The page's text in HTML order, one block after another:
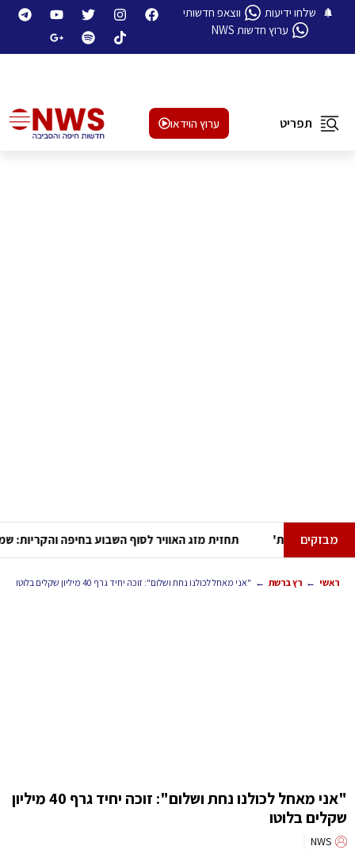
שלחו ידיעות
ווצאפ חדשותי
ערוץ חדשות NWS
תפריט ערוץ הוידאו
מבזקים תחזית מזג האוויר נוספים שנמצאו בסניפי רשת 'מרכז ההחלקות'
ראשי ← רץ ברשת ← "אני מאחל לכולנו נחת ושלום": זוכה יחיד גרף 40 מיליון שקלים בלוטו
"אני מאחל לכולנו נחת ושלום": זוכה יחיד גרף 40 מיליון
שקלים בלוטו
NWS